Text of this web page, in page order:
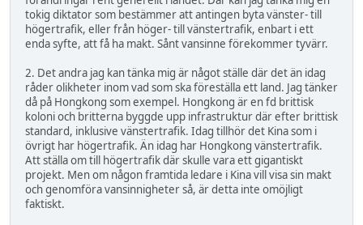
tokig diktator som bestämmer att antingen byta vänster- till
högertrafik, eller från höger- till vänstertrafik, enbart i ett
enda syfte, att få ha makt. Sånt vansinne förekommer tyvärr.
2. Det andra jag kan tänka mig är något ställe där det än idag
råder olikheter inom vad som ska föreställa ett land. Jag tänker
då på Hongkong som exempel. Hongkong är en fd brittisk
koloni och britterna byggde upp infrastruktur där efter brittisk
standard, inklusive vänstertrafik. Idag tillhör det Kina som i
övrigt har högertrafik. Än idag har Hongkong vänstertrafik.
Att ställa om till högertrafik där skulle vara ett gigantiskt
projekt. Men om någon framtida ledare i Kina vill visa sin makt
och genomföra vansinnigheter så, är detta inte omöjligt
faktiskt.